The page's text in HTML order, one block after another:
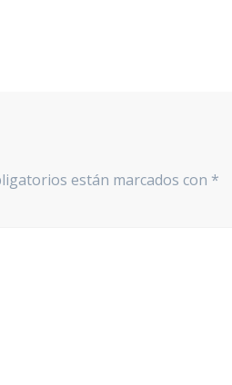
están marcados con *